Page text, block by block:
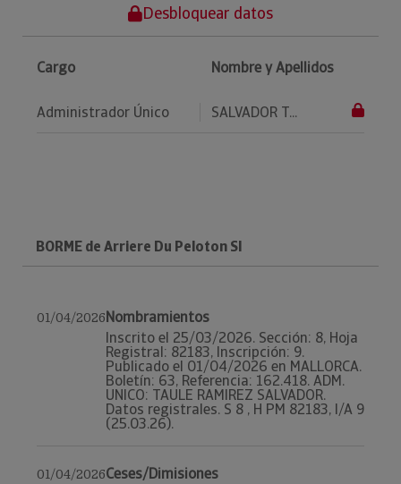
Desbloquear datos
Cargo Nombre y Apellidos
Administrador Único SALVADOR T...
BORME de Arriere Du Peloton Sl
01/04/2026Nombramientos
Inscrito el 25/03/2026. Sección: 8, Hoja
Registral: 82183, Inscripción: 9.
Publicado el 01/04/2026 en MALLORCA.
Boletín: 63, Referencia: 162.418. ADM.
UNICO: TAULE RAMIREZ SALVADOR.
Datos registrales. S 8 , H PM 82183, I/A 9
(25.03.26).
01/04/2026Ceses/Dimisiones